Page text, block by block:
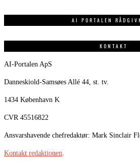
AI PORTALEN
KONTAKT
AI-Portalen ApS
Danneskiold-Samsøes Allé 44, st. tv.
1434 København K
CVR 45516822
Ansvarshavende chefredaktør: Mark Sinclair
Kontakt redaktionen